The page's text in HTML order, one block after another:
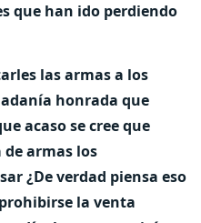
que han ido perdiendo
las armas a los
honrada que
acaso se cree que
armas los
¿De verdad piensa eso
la venta